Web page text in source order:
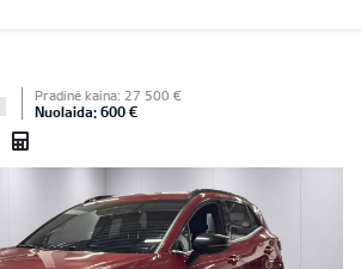
Pradinė kaina: 27 500 €
Nuolaida: 600 €